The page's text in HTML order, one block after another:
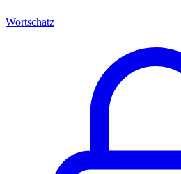
Wortschatz